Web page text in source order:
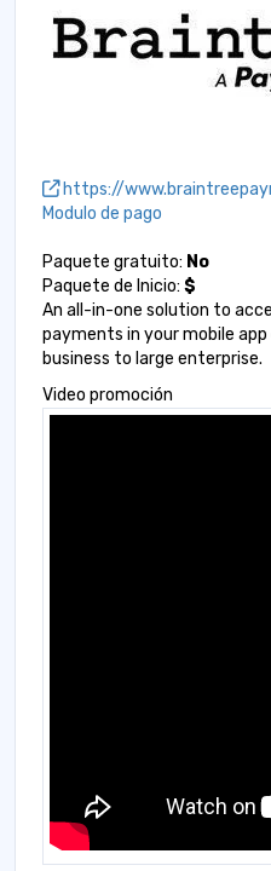
https://
Modulo de pago
Paquete gratuito: No
Paquete de Inicio: $
An all-in-one solution to
payments in your mobile
business to large enterprise.
Video promoción